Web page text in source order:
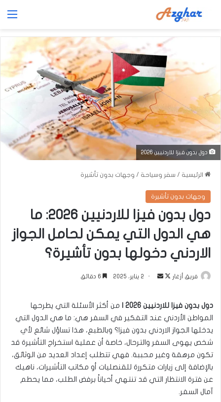
دول بدون فيزا للاردنيين 2026
الرئيسية / سفر وسياحة / وجهات بدون تأشيرة
وجهات بدون تأشيرة
دول بدون فيزا للاردنيين 2026: ما
هي الدول التي يمكن لحامل الجواز
الاردني دخولها بدون تأشيرة؟
فريق أزغار
تابعأرسل
2 يناير، 2025
دول بدون فيزا للاردنيين 2026 |
من أكثر الأسئلة التي يطرحها
المواطن الأردني عند التفكير في السفر هي: ما هي الدول التي
يدخلها الجواز الاردني بدون فيزا؟ وبالطبع، هذا تساؤل شائع لأي
شخص يهوى السفر والترحال، خاصة أن عملية استخراج التأشيرة قد
تكون مرهقة وغير محببة. فهي تتطلب إعداد العديد من الوثائق،
بالإضافة إلى زيارات متكررة للقنصليات أو مكاتب التأشيرات، ناهيك
عن فترة الانتظار التي قد تنتهي أحياناً برفض الطلب، مما يحطم
آمال السفر.